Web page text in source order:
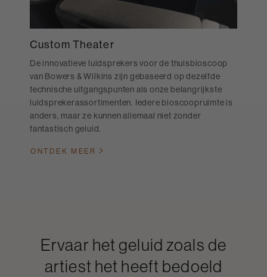
Custom Theater
De innovatieve luidsprekers voor de thuisbioscoop
van Bowers & Wilkins zijn gebaseerd op dezelfde
technische uitgangspunten als onze belangrijkste
luidsprekerassortimenten. Iedere bioscoopruimte is
anders, maar ze kunnen allemaal niet zonder
fantastisch geluid.
ONTDEK MEER
Ervaar het geluid zoals de
artiest het heeft bedoeld